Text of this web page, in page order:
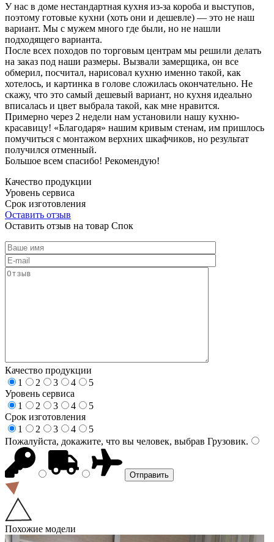
У нас в доме нестандартная кухня из-за короба и выступов,
поэтому готовые кухни (хоть они и дешевле) — это не наш
вариант. Мы с мужем много где были, но не нашли
подходящего варианта.
После всех походов по торговым центрам мы решили делать
на заказ под наши размеры. Вызвали замерщика, он все
обмерил, посчитал, нарисовал кухню именно такой, как
хотелось, и картинка в голове сложилась окончательно. Не
скажу, что это самый дешевый вариант, но кухня идеально
вписалась и цвет выбрала такой, как мне нравится.
Примерно через 2 недели нам установили нашу кухню-
красавицу! «Благодаря» нашим кривым стенам, им пришлось
помучиться с монтажом верхних шкафчиков, но результат
получился отменный.
Большое всем спасибо! Рекомендую!
Качество продукции
Уровень сервиса
Срок изготовления
Оставить отзыв
Оставить отзыв на товар Спок
Качество продукции
1
2 3 4
5
Уровень сервиса
1
2 3 4
5
Срок изготовления
1
2 3 4
5
Пожалуйста, докажите, что вы человек, выбрав Грузовик.
Похожие модели